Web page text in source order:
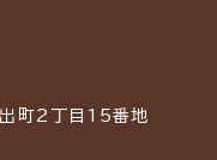
町2丁目15番地